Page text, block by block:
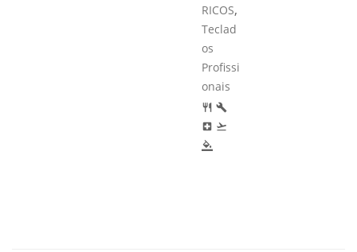
RICOS,
Teclad
os
Profissi
onais
restaurant build
local_hospital flight_takeoff
format_color_fill